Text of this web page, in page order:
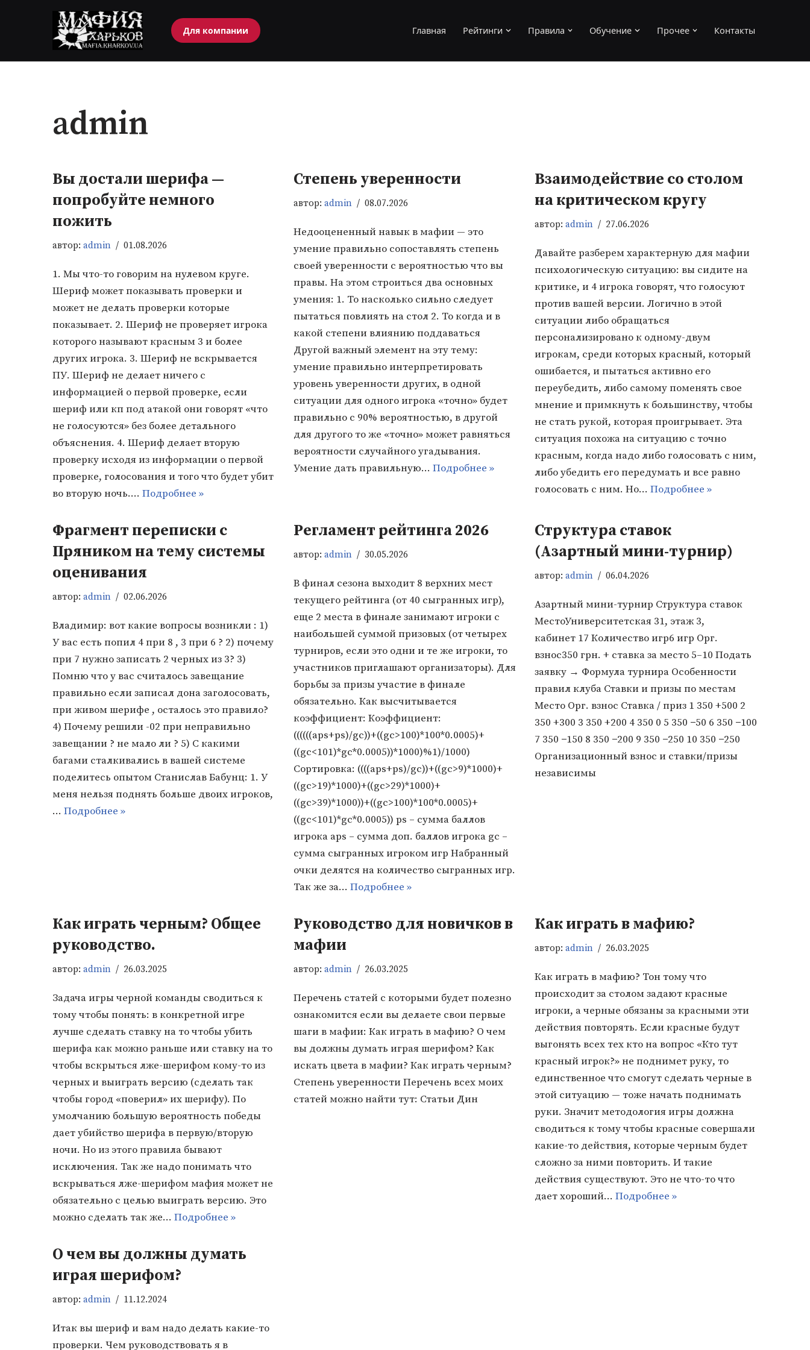
Для компании Главная Рейтинги Правила Обучение Прочее Контакты
admin
Вы достали шерифа —
попробуйте немного
пожить
автор: admin 01.08.2026
1. Мы что-то говорим на нулевом круге.
Шериф может показывать проверки и
может не делать проверки которые
показывает. 2. Шериф не проверяет игрока
которого называют красным 3 и более
других игрока. 3. Шериф не вскрывается
ПУ. Шериф не делает ничего с
информацией о первой проверке, если
шериф или кп под атакой они говорят «что
не голосуются» без более детального
объяснения. 4. Шериф делает вторую
проверку исходя из информации о первой
проверке, голосования и того что будет убит
во вторую ночь.… Подробнее »
Степень уверенности
автор: admin 08.07.2026
Недооцененный навык в мафии — это
умение правильно сопоставлять степень
своей уверенности с вероятностью что вы
правы. На этом строиться два основных
умения: 1. То насколько сильно следует
пытаться повлиять на стол 2. То когда и в
какой степени влиянию поддаваться
Другой важный элемент на эту тему:
умение правильно интерпретировать
уровень уверенности других, в одной
ситуации для одного игрока «точно» будет
правильно с 90% вероятностью, в другой
для другого то же «точно» может равняться
вероятности случайного угадывания.
Умение дать правильную… Подробнее »
Взаимодействие со столом
на критическом кругу
автор: admin 27.06.2026
Давайте разберем характерную для мафии
психологическую ситуацию: вы сидите на
критике, и 4 игрока говорят, что голосуют
против вашей версии. Логично в этой
ситуации либо обращаться
персонализировано к одному-двум
игрокам, среди которых красный, который
ошибается, и пытаться активно его
переубедить, либо самому поменять свое
мнение и примкнуть к большинству, чтобы
не стать рукой, которая проигрывает. Эта
ситуация похожа на ситуацию с точно
красным, когда надо либо голосовать с ним,
либо убедить его передумать и все равно
голосовать с ним. Но… Подробнее »
Фрагмент переписки с
Пряником на тему системы
оценивания
автор: admin 02.06.2026
Владимир: вот какие вопросы возникли : 1)
У вас есть попил 4 при 8 , 3 при 6 ? 2) почему
при 7 нужно записать 2 черных из 3? 3)
Помню что у вас считалось завещание
правильно если записал дона заголосовать,
при живом шерифе , осталось это правило?
4) Почему решили -02 при неправильно
завещании ? не мало ли ? 5) С какими
багами сталкивались в вашей системе
поделитесь опытом Станислав Бабунц: 1. У
меня нельзя поднять больше двоих игроков,
… Подробнее »
Регламент рейтинга 2026
автор: admin 30.05.2026
В финал сезона выходит 8 верхних мест
текущего рейтинга (от 40 сыгранных игр),
еще 2 места в финале занимают игроки с
наибольшей суммой призовых (от четырех
турниров, если это одни и те же игроки, то
участников приглашают организаторы). Для
борьбы за призы участие в финале
обязательно. Как высчитывается
коэффициент: Коэффициент:
((((((aps+ps)/gc))+((gc>100)*100*0.0005)+
((gc<101)*gc*0.0005))*1000)%1)/1000)
Сортировка: ((((aps+ps)/gc))+((gc>9)*1000)+
((gc>19)*1000)+((gc>29)*1000)+
((gc>39)*1000))+((gc>100)*100*0.0005)+
((gc<101)*gc*0.0005)) ps – сумма баллов
игрока aps – сумма доп. баллов игрока gc –
сумма сыгранных игроком игр Набранный
очки делятся на количество сыгранных игр.
Так же за… Подробнее »
Структура ставок
(Азартный мини-турнир)
автор: admin 06.04.2026
Азартный мини-турнир Структура ставок
МестоУниверситетская 31, этаж 3,
кабинет 17 Количество игр6 игр Орг.
взнос350 грн. + ставка за место 5–10 Подать
заявку → Формула турнира Особенности
правил клуба Ставки и призы по местам
Место Орг. взнос Ставка / приз 1 350 +500 2
350 +300 3 350 +200 4 350 0 5 350 −50 6 350 −100
7 350 −150 8 350 −200 9 350 −250 10 350 −250
Организационный взнос и ставки/призы
независимы
Как играть черным? Общее
руководство.
автор: admin 26.03.2025
Задача игры черной команды сводиться к
тому чтобы понять: в конкретной игре
лучше сделать ставку на то чтобы убить
шерифа как можно раньше или ставку на то
чтобы вскрыться лже-шерифом кому-то из
черных и выиграть версию (сделать так
чтобы город «поверил» их шерифу). По
умолчанию большую вероятность победы
дает убийство шерифа в первую/вторую
ночи. Но из этого правила бывают
исключения. Так же надо понимать что
вскрываться лже-шерифом мафия может не
обязательно с целью выиграть версию. Это
можно сделать так же… Подробнее »
Руководство для новичков в
мафии
автор: admin 26.03.2025
Перечень статей с которыми будет полезно
ознакомится если вы делаете свои первые
шаги в мафии: Как играть в мафию? О чем
вы должны думать играя шерифом? Как
искать цвета в мафии? Как играть черным?
Степень уверенности Перечень всех моих
статей можно найти тут: Статьи Дин
Как играть в мафию?
автор: admin 26.03.2025
Как играть в мафию? Тон тому что
происходит за столом задают красные
игроки, а черные обязаны за красными эти
действия повторять. Если красные будут
выгонять всех тех кто на вопрос «Кто тут
красный игрок?» не поднимет руку, то
единственное что смогут сделать черные в
этой ситуацию — тоже начать поднимать
руки. Значит методология игры должна
сводиться к тому чтобы красные совершали
какие-то действия, которые черным будет
сложно за ними повторить. И такие
действия существуют. Это не что-то что
дает хороший… Подробнее »
О чем вы должны думать
играя шерифом?
автор: admin 11.12.2024
Итак вы шериф и вам надо делать какие-то
проверки. Чем руководствовать я в